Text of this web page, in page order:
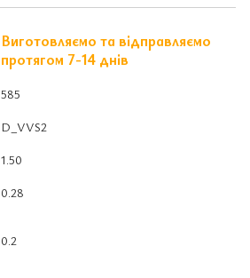
Виготовляємо та відправляємо
протягом 7-14 днів
585
D_VVS2
1.50
0.28
0.2